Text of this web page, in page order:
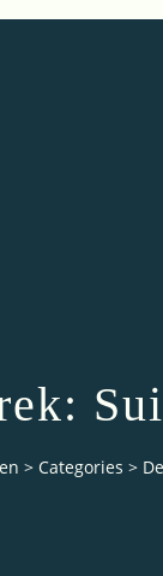
> Categories >